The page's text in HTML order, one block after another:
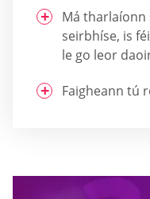
Má tharlaíonn
seirbhíse, is
le go leor
Faigheann tú